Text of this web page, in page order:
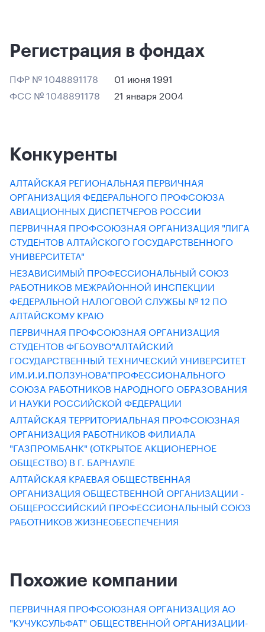
Регистрация в фондах
ПФР № 1048891178
01 июня 1991
ФСС № 1048891178
21 января 2004
Конкуренты
АЛТАЙСКАЯ РЕГИОНАЛЬНАЯ ПЕРВИЧНАЯ
ОРГАНИЗАЦИЯ ФЕДЕРАЛЬНОГО ПРОФСОЮЗА
АВИАЦИОННЫХ ДИСПЕТЧЕРОВ РОССИИ
ПЕРВИЧНАЯ ПРОФСОЮЗНАЯ ОРГАНИЗАЦИЯ "ЛИГА
СТУДЕНТОВ АЛТАЙСКОГО ГОСУДАРСТВЕННОГО
УНИВЕРСИТЕТА"
НЕЗАВИСИМЫЙ ПРОФЕССИОНАЛЬНЫЙ СОЮЗ
РАБОТНИКОВ МЕЖРАЙОННОЙ ИНСПЕКЦИИ
ФЕДЕРАЛЬНОЙ НАЛОГОВОЙ СЛУЖБЫ № 12 ПО
АЛТАЙСКОМУ КРАЮ
ПЕРВИЧНАЯ ПРОФСОЮЗНАЯ ОРГАНИЗАЦИЯ
СТУДЕНТОВ ФГБОУВО"АЛТАЙСКИЙ
ГОСУДАРСТВЕННЫЙ ТЕХНИЧЕСКИЙ УНИВЕРСИТЕТ
ИМ.И.И.ПОЛЗУНОВА"ПРОФЕССИОНАЛЬНОГО
СОЮЗА РАБОТНИКОВ НАРОДНОГО ОБРАЗОВАНИЯ
И НАУКИ РОССИЙСКОЙ ФЕДЕРАЦИИ
АЛТАЙСКАЯ ТЕРРИТОРИАЛЬНАЯ ПРОФСОЮЗНАЯ
ОРГАНИЗАЦИЯ РАБОТНИКОВ ФИЛИАЛА
"ГАЗПРОМБАНК" (ОТКРЫТОЕ АКЦИОНЕРНОЕ
ОБЩЕСТВО) В Г. БАРНАУЛЕ
АЛТАЙСКАЯ КРАЕВАЯ ОБЩЕСТВЕННАЯ
ОРГАНИЗАЦИЯ ОБЩЕСТВЕННОЙ ОРГАНИЗАЦИИ -
ОБЩЕРОССИЙСКИЙ ПРОФЕССИОНАЛЬНЫЙ СОЮЗ
РАБОТНИКОВ ЖИЗНЕОБЕСПЕЧЕНИЯ
Похожие компании
ПЕРВИЧНАЯ ПРОФСОЮЗНАЯ ОРГАНИЗАЦИЯ АО
"КУЧУКСУЛЬФАТ" ОБЩЕСТВЕННОЙ ОРГАНИЗАЦИИ-